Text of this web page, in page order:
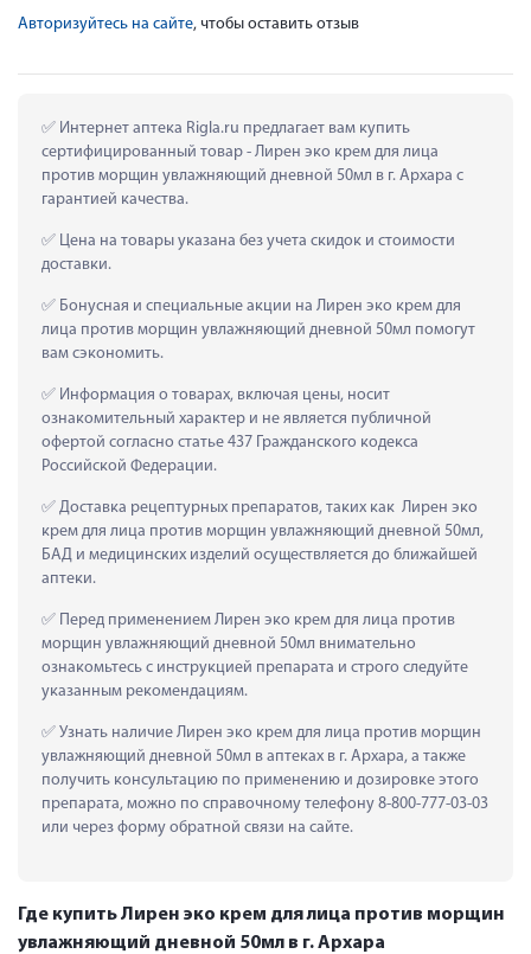
Авторизуйтесь на сайте, чтобы оставить отзыв
Интернет аптека Rigla.ru предлагает вам купить
сертифицированный товар - Лирен эко крем для лица
против морщин увлажняющий дневной 50мл в г. Архара с
гарантией качества.
Цена на товары указана без учета скидок и стоимости
доставки.
Бонусная и специальные акции на Лирен эко крем для
лица против морщин увлажняющий дневной 50мл помогут
вам сэкономить.
Информация о товарах, включая цены, носит
ознакомительный характер и не является публичной
офертой согласно статье 437 Гражданского кодекса
Российской Федерации.
Доставка рецептурных препаратов, таких как  Лирен эко
крем для лица против морщин увлажняющий дневной 50мл,
БАД и медицинских изделий осуществляется до ближайшей
аптеки.
Перед применением Лирен эко крем для лица против
морщин увлажняющий дневной 50мл внимательно
ознакомьтесь с инструкцией препарата и строго следуйте
указанным рекомендациям.
Узнать наличие Лирен эко крем для лица против морщин
увлажняющий дневной 50мл в аптеках в г. Архара, а также
получить консультацию по применению и дозировке этого
препарата, можно по справочному телефону 8-800-777-03-03
или через форму обратной связи на сайте.
Где купить Лирен эко крем для лица против морщин
увлажняющий дневной 50мл в г. Архара